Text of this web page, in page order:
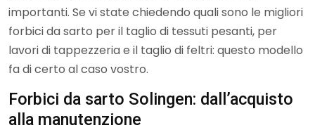
importanti. Se vi state chiedendo quali sono le migliori
forbici da sarto per il taglio di tessuti pesanti, per
lavori di tappezzeria e il taglio di feltri: questo modello
fa di certo al caso vostro.
Forbici da sarto Solingen: dall’acquisto
alla manutenzione